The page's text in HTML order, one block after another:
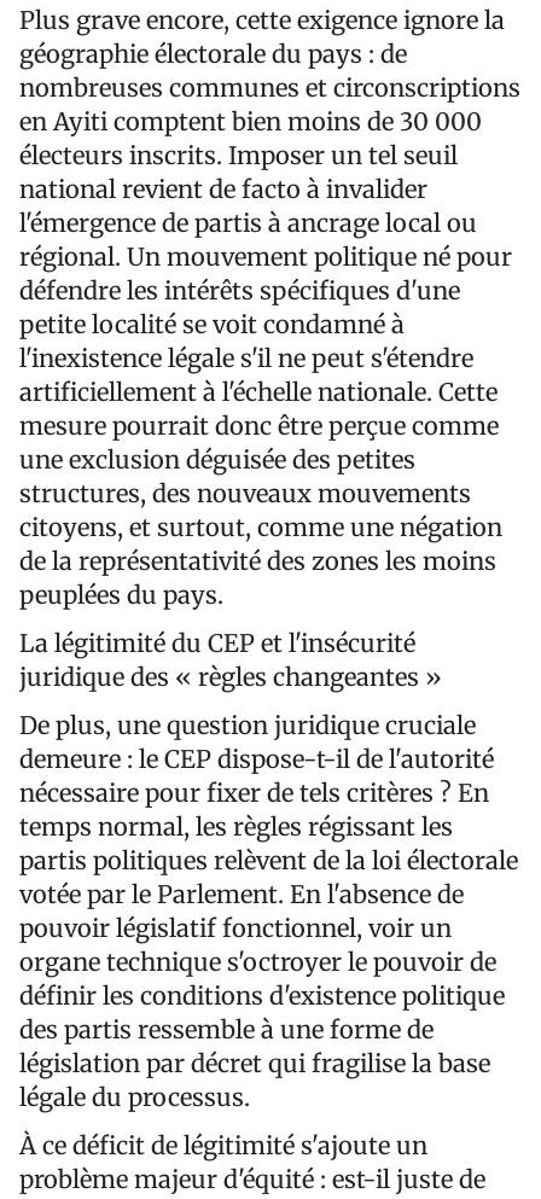
Plus grave encore, cette exigence ignore la
géographie électorale du pays : de
nombreuses communes et circonscriptions
en Ayiti comptent bien moins de 30 000
électeurs inscrits. Imposer un tel seuil
national revient de facto à invalider
l'émergence de partis à ancrage local ou
régional. Un mouvement politique né pour
défendre les intérêts spécifiques d'une
petite localité se voit condamné à
l'inexistence légale s'il ne peut s'étendre
artificiellement à l'échelle nationale. Cette
mesure pourrait donc être perçue comme
une exclusion déguisée des petites
structures, des nouveaux mouvements
citoyens, et surtout, comme une négation
de la représentativité des zones les moins
peuplées du pays.
La légitimité du CEP et l'insécurité
juridique des « règles changeantes »
De plus, une question juridique cruciale
demeure : le CEP dispose-t-il de l'autorité
nécessaire pour fixer de tels critères ? En
temps normal, les règles régissant les
partis politiques relèvent de la loi électorale
votée par le Parlement. En l'absence de
pouvoir législatif fonctionnel, voir un
organe technique s'octroyer le pouvoir de
définir les conditions d'existence politique
des partis ressemble à une forme de
législation par décret qui fragilise la base
légale du processus.
À ce déficit de légitimité s'ajoute un
problème majeur d'équité : est-il juste de